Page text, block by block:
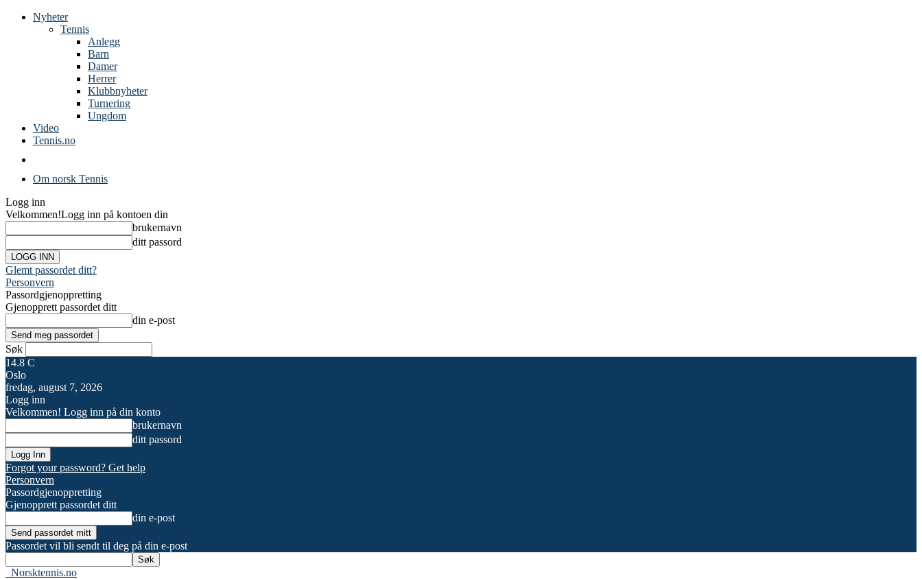
Nyheter
Tennis
Anlegg
Barn
Damer
Herrer
Klubbnyheter
Turnering
Ungdom
Video
Tennis.no
Om norsk Tennis
Logg inn
Velkommen!Logg inn på kontoen din
brukernavn
ditt passord
Glemt passordet ditt?
Personvern
Passordgjenoppretting
Gjenopprett passordet ditt
din e-post
Søk
14.8 C
Oslo
fredag, august 7, 2026
Logg inn
Velkommen! Logg inn på din konto
brukernavn
ditt passord
Forgot your password? Get help
Personvern
Passordgjenoppretting
Gjenopprett passordet ditt
din e-post
Passordet vil bli sendt til deg på din e-post
Norsktennis.no